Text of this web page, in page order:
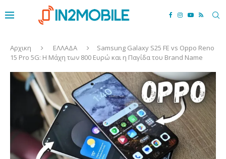
Αρχικη ΕΛΛΑΔΑ
Samsung Galaxy S25 FE vs Oppo Reno
15 Pro 5G: Η Μάχη των 800 Ευρώ και η Παγίδα του Brand Name